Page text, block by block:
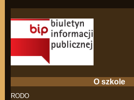
O szkole
RODO